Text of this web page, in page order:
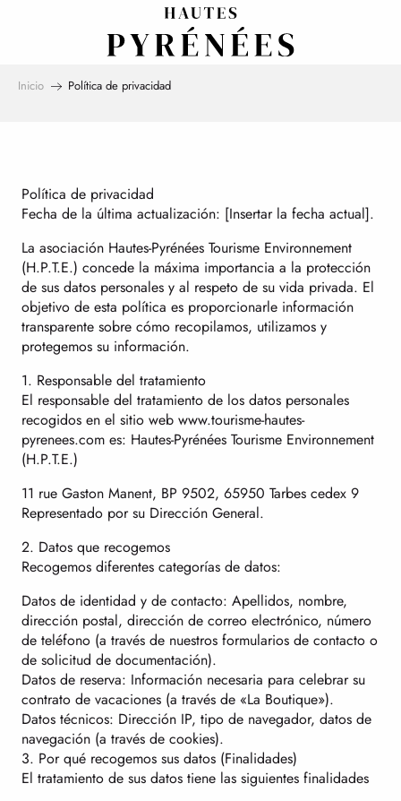
Inicio Política de privacidad
Política de privacidad
Fecha de la última actualización: [Insertar la fecha actual].
La asociación Hautes-Pyrénées Tourisme Environnement
(H.P.T.E.) concede la máxima importancia a la protección
de sus datos personales y al respeto de su vida privada. El
objetivo de esta política es proporcionarle información
transparente sobre cómo recopilamos, utilizamos y
protegemos su información.
1. Responsable del tratamiento
El responsable del tratamiento de los datos personales
recogidos en el sitio web www.tourisme-hautes-
pyrenees.com es: Hautes-Pyrénées Tourisme Environnement
(H.P.T.E.)
11 rue Gaston Manent, BP 9502, 65950 Tarbes cedex 9
Representado por su Dirección General.
2. Datos que recogemos
Recogemos diferentes categorías de datos:
Datos de identidad y de contacto: Apellidos, nombre,
dirección postal, dirección de correo electrónico, número
de teléfono (a través de nuestros formularios de contacto o
de solicitud de documentación).
Datos de reserva: Información necesaria para celebrar su
contrato de vacaciones (a través de «La Boutique»).
Datos técnicos: Dirección IP, tipo de navegador, datos de
navegación (a través de cookies).
3. Por qué recogemos sus datos (Finalidades)
El tratamiento de sus datos tiene las siguientes finalidades